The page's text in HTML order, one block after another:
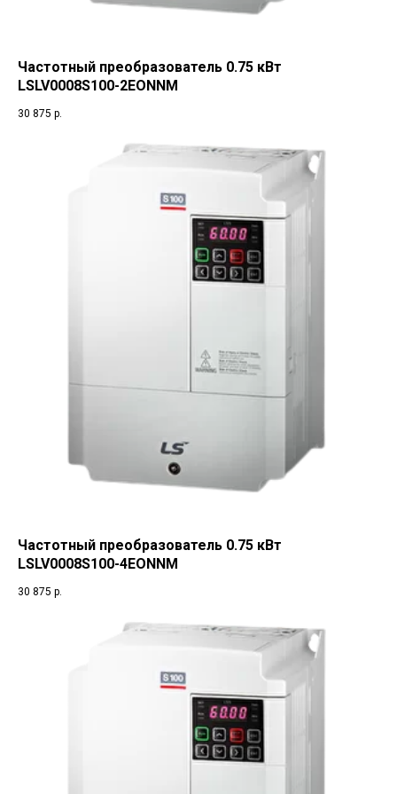
Частотный преобразователь 0.75 кВт
LSLV0008S100-2EONNM
30 875 р.
Частотный преобразователь 0.75 кВт
LSLV0008S100-4EONNM
30 875 р.